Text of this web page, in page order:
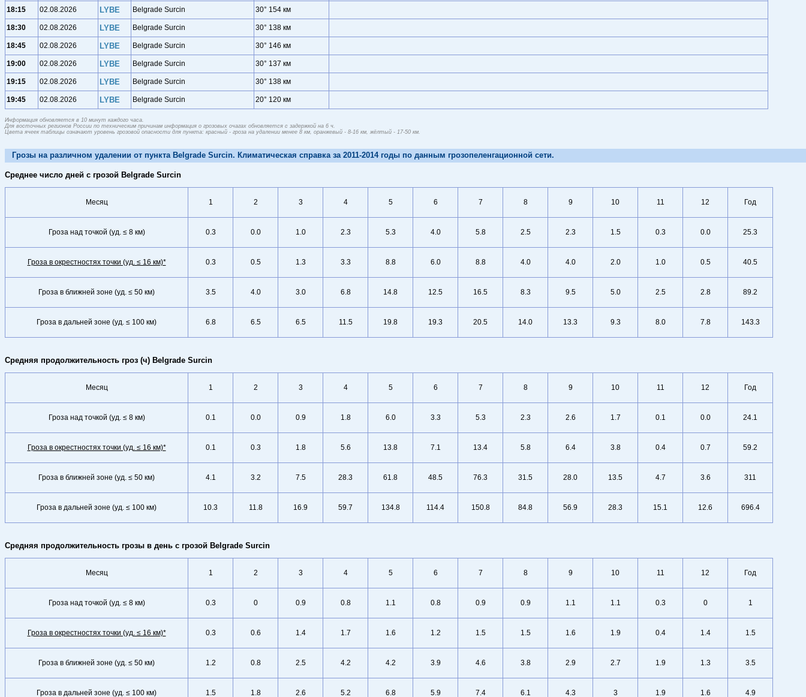
18:15
02.08.2026 LYBE Belgrade Surcin 30° 154 км
18:30 02.08.2026 LYBE Belgrade Surcin 30° 138 км
18:45 02.08.2026 LYBE Belgrade Surcin 30° 146 км
19:00 02.08.2026 LYBE Belgrade Surcin 30° 137 км
19:15 02.08.2026 LYBE Belgrade Surcin 30° 138 км
19:45 02.08.2026 LYBE Belgrade Surcin 20° 120 км
Информация обновляется в 10 минут каждого часа.
Для восточных регионов России по техническим причинам информация о грозовых очагах обновляется с задержкой на 6 ч.
Цвета ячеек таблицы означают уровень грозовой опасности для пункта: красный - гроза на удалении менее 8 км, оранжевый - 8-16 км, жёлтый - 17-50 км.
Грозы на различном удалении от пункта Belgrade Surcin. Климатическая справка за 2011-2014 годы по данным грозопеленгационной сети.
Среднее число дней с грозой Belgrade Surcin
Месяц 1 2 3 4 5 6 7 8 9 10 11 12 Год
Гроза над точкой (уд. ≤ 8 км) 0.3 0.0 1.0 2.3 5.3 4.0 5.8 2.5 2.3 1.5 0.3 0.0 25.3
Гроза в окрестностях точки (уд. ≤ 16 км)* 0.3 0.5 1.3 3.3 8.8 6.0 8.8 4.0 4.0 2.0 1.0 0.5 40.5
Гроза в ближней зоне (уд. ≤ 50 км) 3.5 4.0 3.0 6.8 14.8 12.5 16.5 8.3 9.5 5.0 2.5 2.8 89.2
Гроза в дальней зоне (уд. ≤ 100 км) 6.8 6.5 6.5 11.5 19.8 19.3 20.5 14.0 13.3 9.3 8.0 7.8 143.3
Средняя продолжительность гроз (ч) Belgrade Surcin
Месяц 1 2 3 4 5 6 7 8 9 10 11 12 Год
Гроза над точкой (уд. ≤ 8 км) 0.1 0.0 0.9 1.8 6.0 3.3 5.3 2.3 2.6 1.7 0.1 0.0 24.1
Гроза в окрестностях точки (уд. ≤ 16 км)* 0.1 0.3 1.8 5.6 13.8 7.1 13.4 5.8 6.4 3.8 0.4 0.7 59.2
Гроза в ближней зоне (уд. ≤ 50 км) 4.1 3.2 7.5 28.3 61.8 48.5 76.3 31.5 28.0 13.5 4.7 3.6 311
Гроза в дальней зоне (уд. ≤ 100 км) 10.3 11.8 16.9 59.7 134.8 114.4 150.8 84.8 56.9 28.3 15.1 12.6 696.4
Средняя продолжительность грозы в день с грозой Belgrade Surcin
Месяц 1 2 3 4 5 6 7 8 9 10 11 12 Год
Гроза над точкой (уд. ≤ 8 км) 0.3 0 0.9 0.8 1.1 0.8 0.9 0.9 1.1 1.1 0.3 0 1
Гроза в окрестностях точки (уд. ≤ 16 км)* 0.3 0.6 1.4 1.7 1.6 1.2 1.5 1.5 1.6 1.9 0.4 1.4 1.5
Гроза в ближней зоне (уд. ≤ 50 км) 1.2 0.8 2.5 4.2 4.2 3.9 4.6 3.8 2.9 2.7 1.9 1.3 3.5
Гроза в дальней зоне (уд. ≤ 100 км) 1.5 1.8 2.6 5.2 6.8 5.9 7.4 6.1 4.3 3 1.9 1.6 4.9